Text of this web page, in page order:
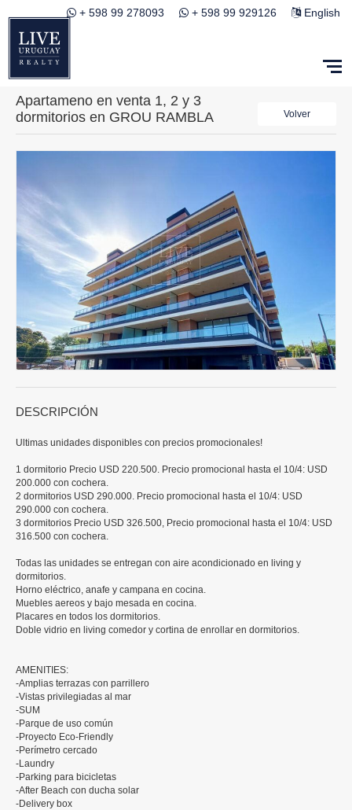
+ 598 99 278093 + 598 99 929126 English
Volver
Apartameno en venta 1, 2 y 3
dormitorios en GROU RAMBLA
Barra de Carrasco
DESCRIPCIÓN
Ultimas unidades disponibles con precios promocionales!
1 dormitorio Precio USD 220.500. Precio promocional hasta el 10/4: USD
200.000 con cochera.
2 dormitorios USD 290.000. Precio promocional hasta el 10/4: USD
290.000 con cochera.
3 dormitorios Precio USD 326.500, Precio promocional hasta el 10/4: USD
316.500 con cochera.
Todas las unidades se entregan con aire acondicionado en living y
dormitorios.
Horno eléctrico, anafe y campana en cocina.
Muebles aereos y bajo mesada en cocina.
Placares en todos los dormitorios.
Doble vidrio en living comedor y cortina de enrollar en dormitorios.
AMENITIES:
-Amplias terrazas con parrillero
-Vistas privilegiadas al mar
-SUM
-Parque de uso común
-Proyecto Eco-Friendly
-Perímetro cercado
-Laundry
-Parking para bicicletas
-After Beach con ducha solar
-Delivery box